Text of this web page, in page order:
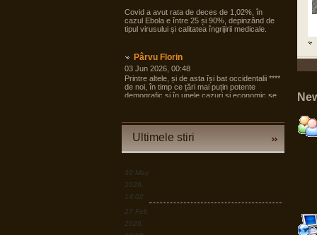
Covid a avut rata de deces de 1,02%, în
cazul Ebola e între 25 și 90%, depinzând de
tipul virusului și calitatea îngrijirii medicale.
Pârvu Florin
03 Jun 2026, 00:48
Printre altele, și de asta își bat occidentalii ****
de noi, în timp ce țări mai puțin potente
demografic și în unele cazuri și economic se
din societate, noi încă dezbatem cine e
războiul cea mai bună resursă a Europei sunt
Pârvu Florin
19 Mar 2026, 00:50
Ultimele stiri
30 May
2026,
14:02
27 Feb
2026,